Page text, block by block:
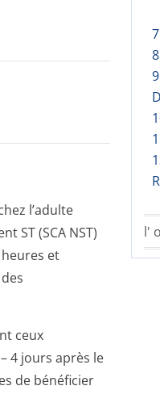
l'
l’adulte
ST (SCA NST)
et
ceux
4 jours après le
de bénéficier